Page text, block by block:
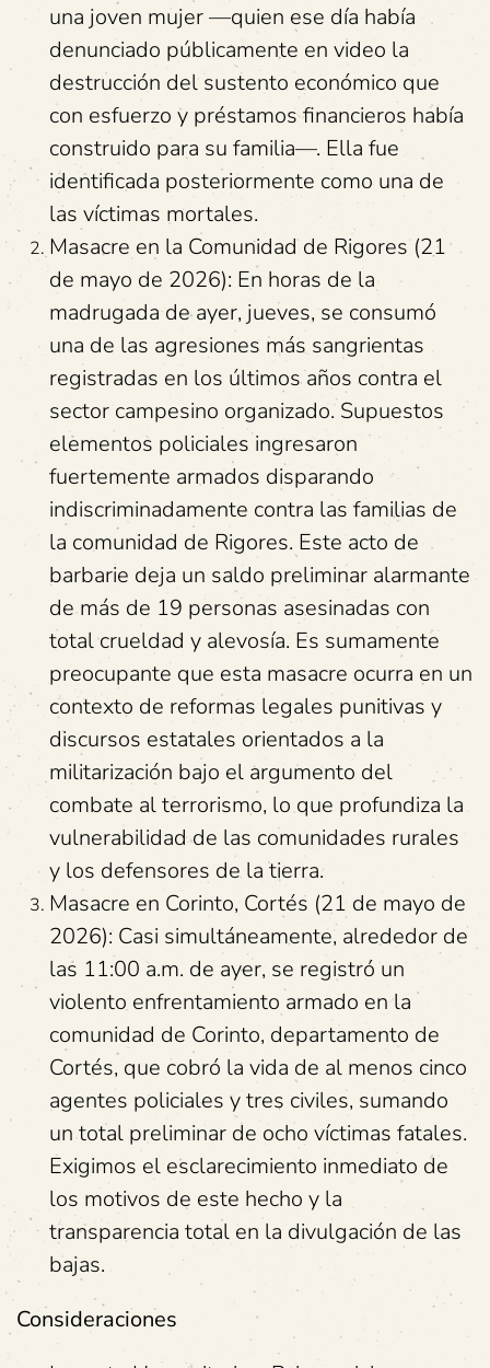
una joven mujer —quien ese día había
denunciado públicamente en video la
destrucción del sustento económico que
con esfuerzo y préstamos financieros había
construido para su familia—. Ella fue
identificada posteriormente como una de
las víctimas mortales.
Masacre en la Comunidad de Rigores (21
de mayo de 2026): En horas de la
madrugada de ayer, jueves, se consumó
una de las agresiones más sangrientas
registradas en los últimos años contra el
sector campesino organizado. Supuestos
elementos policiales ingresaron
fuertemente armados disparando
indiscriminadamente contra las familias de
la comunidad de Rigores. Este acto de
barbarie deja un saldo preliminar alarmante
de más de 19 personas asesinadas con
total crueldad y alevosía. Es sumamente
preocupante que esta masacre ocurra en un
contexto de reformas legales punitivas y
discursos estatales orientados a la
militarización bajo el argumento del
combate al terrorismo, lo que profundiza la
vulnerabilidad de las comunidades rurales
y los defensores de la tierra.
Masacre en Corinto, Cortés (21 de mayo de
2026): Casi simultáneamente, alrededor de
las 11:00 a.m. de ayer, se registró un
violento enfrentamiento armado en la
comunidad de Corinto, departamento de
Cortés, que cobró la vida de al menos cinco
agentes policiales y tres civiles, sumando
un total preliminar de ocho víctimas fatales.
Exigimos el esclarecimiento inmediato de
los motivos de este hecho y la
transparencia total en la divulgación de las
bajas.
Consideraciones